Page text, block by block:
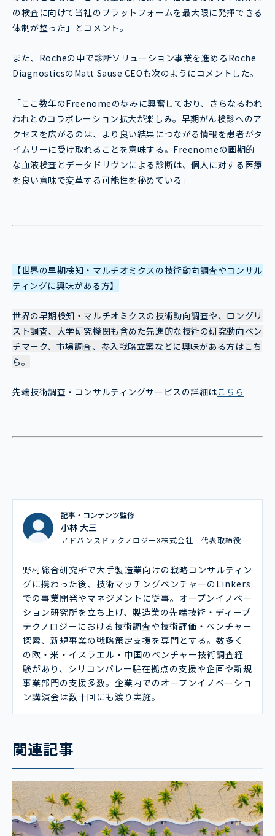
の検査に向けて当社のプラットフォームを最大限に発揮できる
体制が整った」とコメント。
また、Rocheの中で診断ソリューション事業を進めるRoche
DiagnosticsのMatt Sause CEOも次のようにコメントした。
「ここ数年のFreenomeの歩みに興奮しており、さらなるわれ
われとのコラボレーション拡大が楽しみ。早期がん検診へのア
クセスを広がるのは、より良い結果につながる情報を患者がタ
イムリーに受け取れることを意味する。Freenomeの画期的
な血液検査とデータドリヴンによる診断は、個人に対する医療
を良い意味で変革する可能性を秘めている」
【世界の早期検知・マルチオミクスの技術動向調査やコンサル
ティングに興味がある方】
世界の早期検知・マルチオミクスの技術動向調査や、ロングリ
スト調査、大学研究機関も含めた先進的な技術の研究動向ベン
チマーク、市場調査、参入戦略立案などに興味がある方はこち
ら。
先端技術調査・コンサルティングサービスの詳細はこちら
記事・コンテンツ監修
小林 大三
アドバンスドテクノロジーX株式会社 代表取締役
野村総合研究所で大手製造業向けの戦略コンサルティン
グに携わった後、技術マッチングベンチャーのLinkers
での事業開発やマネジメントに従事。オープンイノベー
ション研究所を立ち上げ、製造業の先端技術・ディープ
テクノロジーにおける技術調査や技術評価・ベンチャー
探索、新規事業の戦略策定支援を専門とする。数多く
の欧・米・イスラエル・中国のベンチャー技術調査経
験があり、シリコンバレー駐在拠点の支援や企画や新規
事業部門の支援多数。企業内でのオープンイノベーショ
ン講演会は数十回にも渡り実施。
関連記事